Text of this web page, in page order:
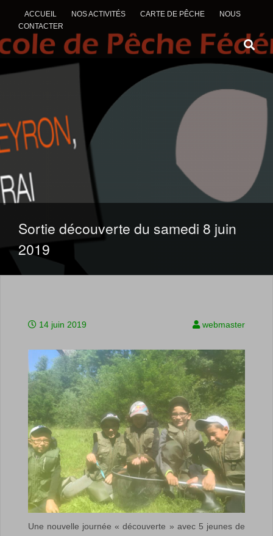
ACCUEIL NOS ACTIVITÉS CARTE DE PÊCHE
NOUS
CONTACTER
ALLER AU CONTENU
Sortie découverte du samedi 8 juin
2019
14 juin 2019 webmaster
Une nouvelle journée « découverte » avec 5 jeunes de